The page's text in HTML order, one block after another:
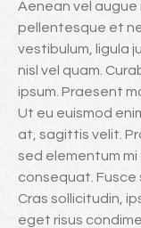
Aenean vel augue
pellentesque et
vestibulum, ligula
nisl vel quam.
ipsum. Praesent
Ut eu euismod
at, sagittis velit.
sed elementum
consequat. Fusce
Cras sollicitudin,
eget risus